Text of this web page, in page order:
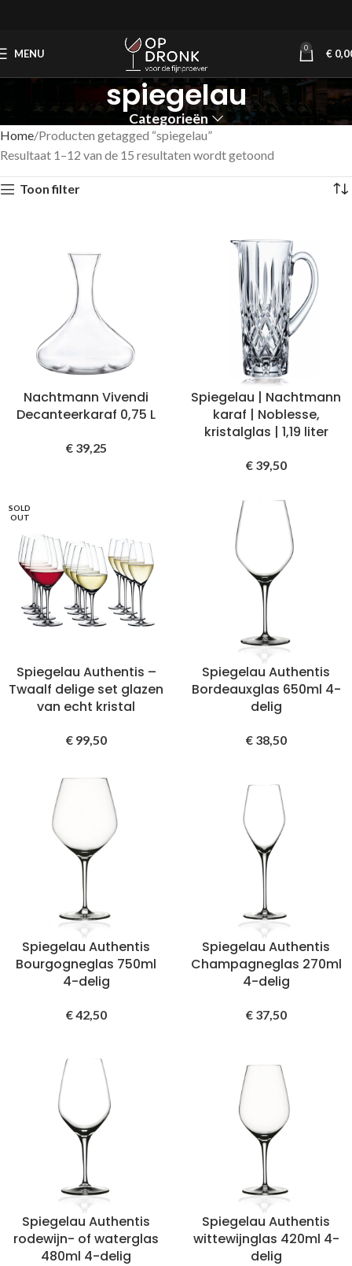
MENU 0 €
spiegelau
Categorieën
Home Producten getagged “spiegelau”
Resultaat 1–12 van de 15 resultaten wordt getoond
Toon filter
Nachtmann Vivendi
Decanteerkaraf 0,75 L
€39,25
Spiegelau | Nachtmann
karaf | Noblesse,
kristalglas | 1,19 liter
€39,50
SOLD
OUT
Spiegelau Authentis –
Twaalf delige set glazen
van echt kristal
€99,50
Spiegelau Authentis
Bordeauxglas 650ml 4-
delig
€38,50
Spiegelau Authentis
Bourgogneglas 750ml
4-delig
€42,50
Spiegelau Authentis
Champagneglas 270ml
4-delig
€37,50
Spiegelau Authentis
rodewijn- of waterglas
480ml 4-delig
Spiegelau Authentis
wittewijnglas 420ml 4-
delig